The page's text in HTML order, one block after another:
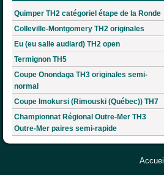
Quimper TH2 catégoriel étape de la Ronde
Colleville-Montgomery TH2 originales
Eu (eu salle audiard) TH2 open
Termignon TH5
Coupe Onondaga TH3 originales semi-
normal
Coupe Imokursi (Rimouski (Québec)) TH7
Championnat Régional Outre-Mer TH3
Outre-Mer paires semi-rapide
Accueil